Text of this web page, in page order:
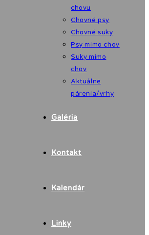
chovu
Chovné psy
Chovné suky
Psy mimo chov
Suky mimo
chov
Aktuálne
párenia/vrhy
Galéria
Kontakt
Kalendár
Linky